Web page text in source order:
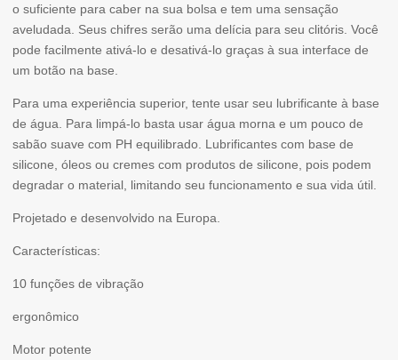
POWERFUL
POCKET
8.5
X
CM
o suficiente para caber na sua bolsa e tem uma sensação
aveludada. Seus chifres serão uma delícia para seu clitóris. Você
pode facilmente ativá-lo e desativá-lo graças à sua interface de
um botão na base.
Para uma experiência superior, tente usar seu lubrificante à base
de água. Para limpá-lo basta usar água morna e um pouco de
sabão suave com PH equilibrado. Lubrificantes com base de
silicone, óleos ou cremes com produtos de silicone, pois podem
degradar o material, limitando seu funcionamento e sua vida útil.
Projetado e desenvolvido na Europa.
Características:
10 funções de vibração
ergonômico
Motor potente